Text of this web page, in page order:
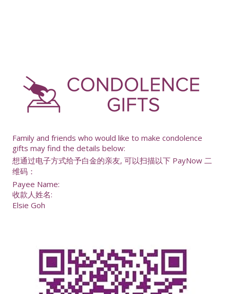
Family and friends who would like to make condolence
gifts may find the details below:
想通过电子方式给予白金的亲友, 可以扫描以下 PayNow 二
维码：
Payee Name:
收款人姓名:
Elsie Goh